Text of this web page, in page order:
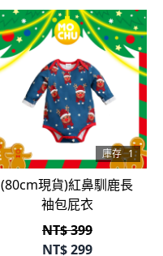
庫存 1
(80cm現貨)紅鼻馴鹿長
袖包屁衣
NT$ 399
NT$299